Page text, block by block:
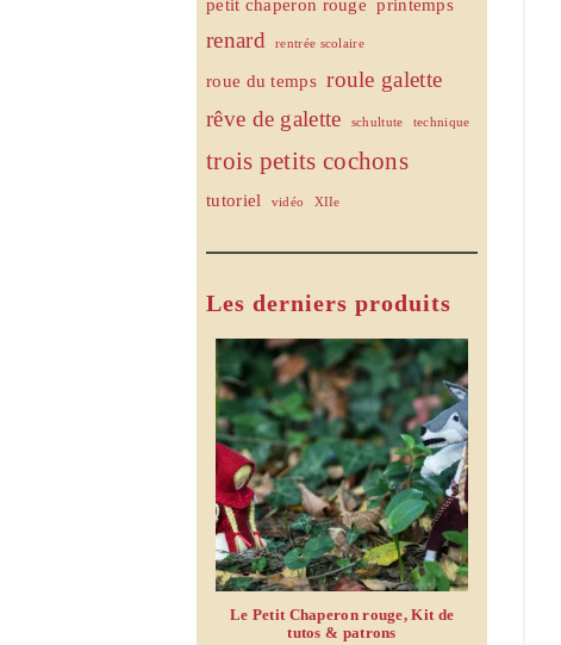
petit chaperon rouge printemps
renard rentrée scolaire
roue du temps roule galette
rêve de galette
schultute technique
trois petits cochons
tutoriel vidéo XIIe
Les derniers produits
Le Petit Chaperon rouge, Kit de
tutos & patrons